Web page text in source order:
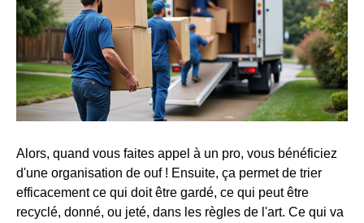
Alors, quand vous faites appel à un pro, vous bénéficiez
d'une organisation de ouf ! Ensuite, ça permet de trier
efficacement ce qui doit être gardé, ce qui peut être
recyclé, donné, ou jeté, dans les règles de l'art. Ce qui va